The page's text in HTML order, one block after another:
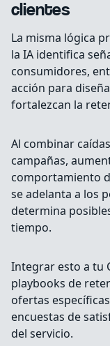
clientes
La misma lógica
la IA identifica
consumidores,
acción para
fortalezcan la
Al combinar
campañas,
comportamiento
se adelanta a los
determina
tiempo.
Integrar esto a tu
playbooks de
ofertas
encuestas de
del servicio.